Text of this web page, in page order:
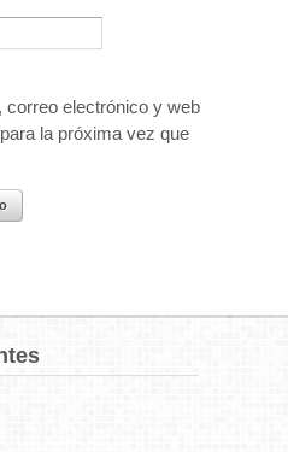
correo electrónico y web
la próxima vez que